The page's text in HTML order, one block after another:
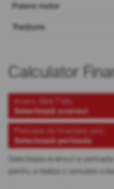
Putere motor
Tracțiune
Calculator
Avans (fără TVA)
Selectează avansul
Perioada de finanțare (ani)
Selectează perioada
Selecteaza avansul si
pentru a realiza o simulare a